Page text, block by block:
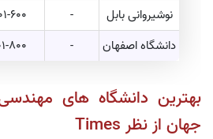
نوشیروانی بابل
-
600
دانشگاه اصفهان
-
800
بهترین دانشگاه های
جهان از نظر Times